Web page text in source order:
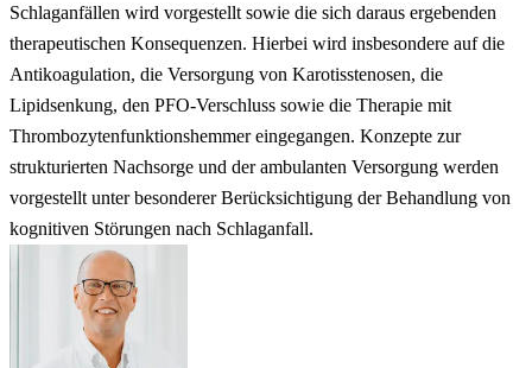
Schlaganfällen wird vorgestellt sowie die sich daraus ergebenden
therapeutischen Konsequenzen. Hierbei wird insbesondere auf die
Antikoagulation, die Versorgung von Karotisstenosen, die
Lipidsenkung, den PFO-Verschluss sowie die Therapie mit
Thrombozytenfunktionshemmer eingegangen. Konzepte zur
strukturierten Nachsorge und der ambulanten Versorgung werden
vorgestellt unter besonderer Berücksichtigung der Behandlung von
kognitiven Störungen nach Schlaganfall.